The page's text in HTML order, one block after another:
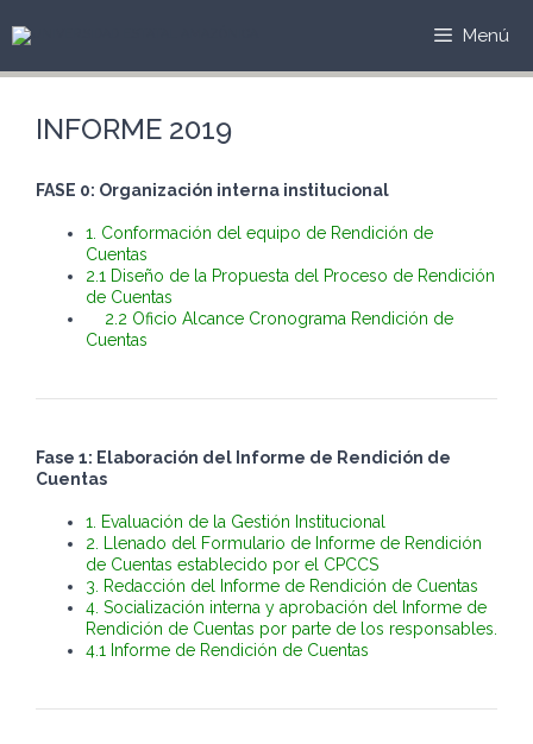
Menú
INFORME 2019
FASE 0: Organización interna institucional
1. Conformación del equipo de Rendición de
Cuentas
2.1 Diseño de la Propuesta del Proceso de Rendición
de Cuentas
2.2 Oficio Alcance Cronograma Rendición de
Cuentas
Fase 1: Elaboración del Informe de Rendición de
Cuentas
1. Evaluación de la Gestión Institucional
2. Llenado del Formulario de Informe de Rendición
de Cuentas establecido por el CPCCS
3. Redacción del Informe de Rendición de Cuentas
4. Socialización interna y aprobación del Informe de
Rendición de Cuentas por parte de los responsables.
4.1 Informe de Rendición de Cuentas